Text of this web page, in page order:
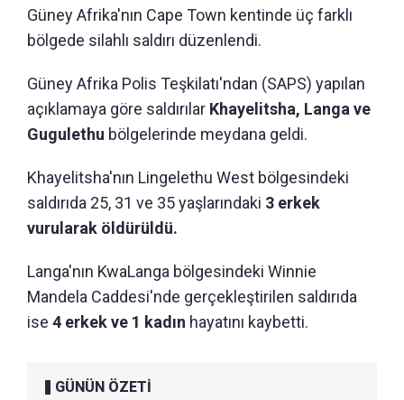
Güney Afrika'nın Cape Town kentinde üç farklı
bölgede silahlı saldırı düzenlendi.
Güney Afrika Polis Teşkilatı'ndan (SAPS) yapılan
açıklamaya göre saldırılar Khayelitsha, Langa ve
Gugulethu bölgelerinde meydana geldi.
Khayelitsha'nın Lingelethu West bölgesindeki
saldırıda 25, 31 ve 35 yaşlarındaki 3 erkek
vurularak öldürüldü.
Langa'nın KwaLanga bölgesindeki Winnie
Mandela Caddesi'nde gerçekleştirilen saldırıda
ise 4 erkek ve 1 kadın hayatını kaybetti.
GÜNÜN ÖZETİ